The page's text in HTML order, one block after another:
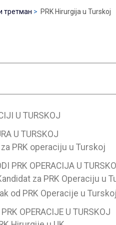
третман PRK Hirurgija u Turskoj
U TURSKOJ
U TURSKOJ
PRK operaciju u Turskoj
PRK OPERACIJA U
za PRK Operaciju u
od PRK Operacije u Turskoj
OPERACIJE U TURSKOJ